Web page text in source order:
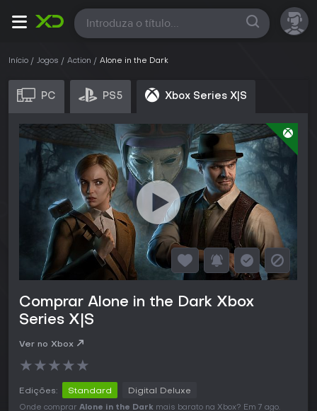
Todas
Início Jogos Action Alone in the Dark
PC PS5 Xbox Series X|S
Comprar Alone in the Dark Xbox
Series X|S
Ver no Xbox
★★★★★
Edições: Standard Digital Deluxe
Onde comprar Alone in the Dark mais barato na Xbox? Em 7 ago.